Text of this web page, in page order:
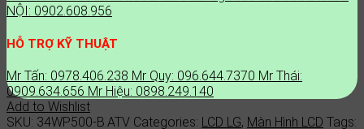
NỘI: 0902.608.956
HỖ TRỢ KỸ THUẬT
Mr Tấn: 0978.406.238 Mr Quy: 096.644.7370 Mr Thái:
0909.634.656 Mr Hiệu: 0898.249.140
Add to Wishlist
SKU: 34WP500-B.ATV Categories: LCD LG, Màn Hình LCD Tags: